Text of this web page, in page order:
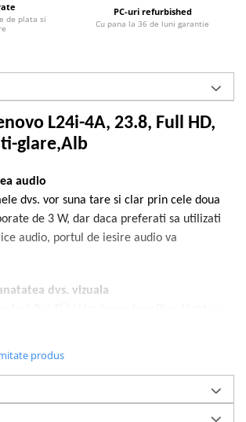
de plata si
PC-uri refurbished
Cu pana la 36 de luni garantie
L24i-4A, 23.8, Full HD,
glare,Alb
audio
dvs. vor suna tare si clar prin cele doua
de 3 W, dar daca preferati sa utilizati
audio, portul de iesire audio va
dvs. vizuala
in timp ce lucrati timp indelungat, fara a
dvs. de utilizare
dvs. la afisaj este intotdeauna o
produs